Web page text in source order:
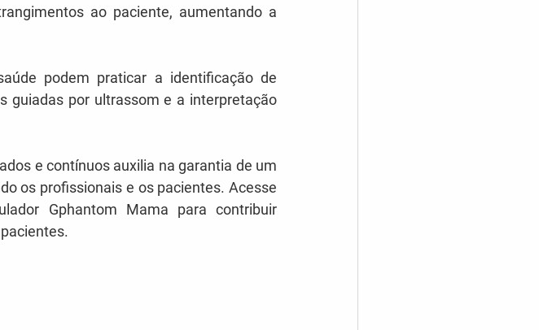
ao paciente, aumentando a
podem praticar a identificação de
guiadas por ultrassom e a interpretação
e contínuos auxilia na garantia de um
os profissionais e os pacientes. Acesse
Gphantom Mama para contribuir